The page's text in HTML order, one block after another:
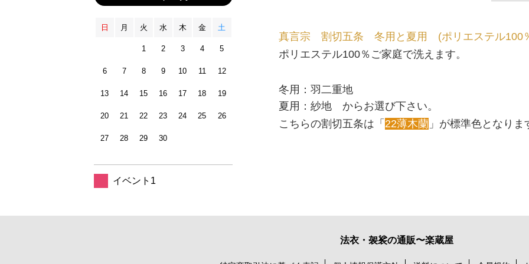
真言宗 割切五条 冬用と夏用 (ポリエステル100
ポリエステル100％ ご家庭で洗えます。
冬用：羽二重地
夏用：紗地 からお選び下さい。
こちらの割切五条は 「 22薄木蘭」 が標準色となりま
日 月 火 水 木 金 土
1 2 3 4 5
6 7 8 9 10 11 12
13 14 15 16 17 18 19
20 21 22 23 24 25 26
27 28 29 30
イベント1
法衣・袈裟の通販〜楽蔵屋